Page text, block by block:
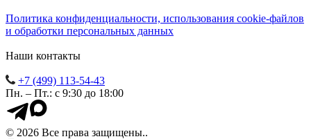
Политика конфиденциальности, использования сookie-файлов
и обработки персональных данных
Наши контакты
+7 (499) 113-54-43
Пн. – Пт.: с 9:30 до 18:00
© 2026 Все права защищены..